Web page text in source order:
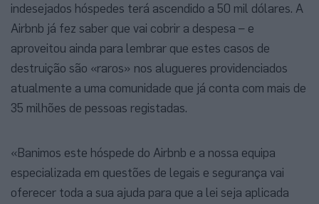
indesejados hóspedes terá ascendido a 50 mil dólares. A
Airbnb já fez saber que vai cobrir a despesa – e
aproveitou ainda para lembrar que estes casos de
destruição são «raros» nos alugueres providenciados
atualmente a uma comunidade que já conta com mais de
35 milhões de pessoas registadas.
«Banimos este hóspede do Airbnb e a nossa equipa
especializada em questões de legais e segurança vai
oferecer toda a sua ajuda para que a lei seja aplicada